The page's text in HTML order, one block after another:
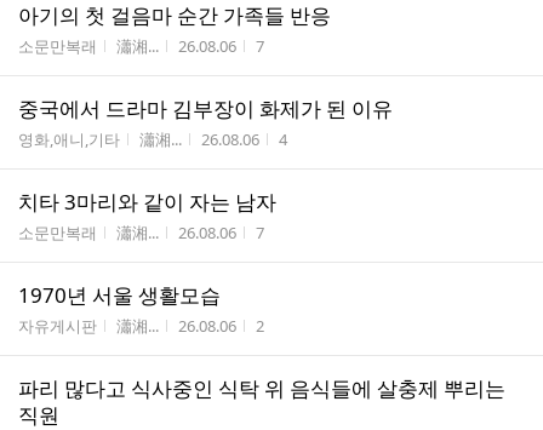
아기의 첫 걸음마 순간 가족들 반응
게시판명
소문만복래 작성자
瀟湘... 작성시간
26.08.06 조회수
7
중국에서 드라마 김부장이 화제가 된 이유
게시판명
영화,애니,기타 작성자
瀟湘... 작성시간
26.08.06 조회수
4
치타 3마리와 같이 자는 남자
게시판명
소문만복래 작성자
瀟湘... 작성시간
26.08.06 조회수
7
1970년 서울 생활모습
게시판명
자유게시판 작성자
瀟湘... 작성시간
26.08.06 조회수
2
파리 많다고 식사중인 식탁 위 음식들에 살충제 뿌리는
직원